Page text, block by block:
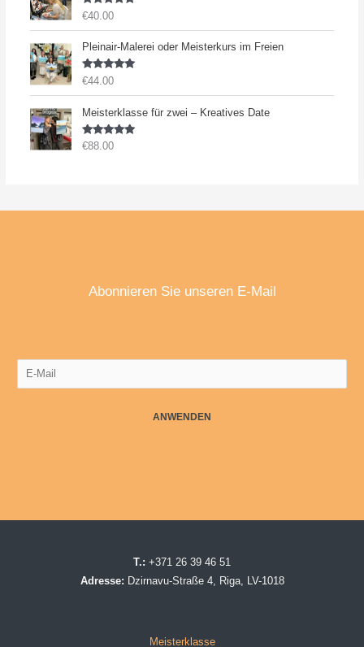
Bewertet
von 5
€40.00
Pleinair-Malerei oder Meisterkurs im Freien
Bewertet
von 5
€44.00
Meisterklasse für zwei – Kreatives Date
Bewertet
€88.00
Abonnieren Sie unseren E-Mail
ANWENDEN
T.: +371 26 39 46 51
Adresse: Dzirnavu-Straße 4, Riga, LV-1018
Meisterklasse